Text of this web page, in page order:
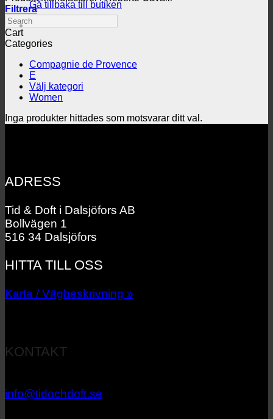
Gå tillbaka till butiken
Filtrera
Search
Cart
Categories
Compagnie de Provence
E
Välj kategori
Women
Inga produkter hittades som motsvarar ditt val.
ADRESS
Tid & Doft i Dalsjöfors AB
Bollvägen 1
516 34 Dalsjöfors
HITTA TILL OSS
Karta / Vägbeskrivning »
KONTAKT
info@tidochdoft.se